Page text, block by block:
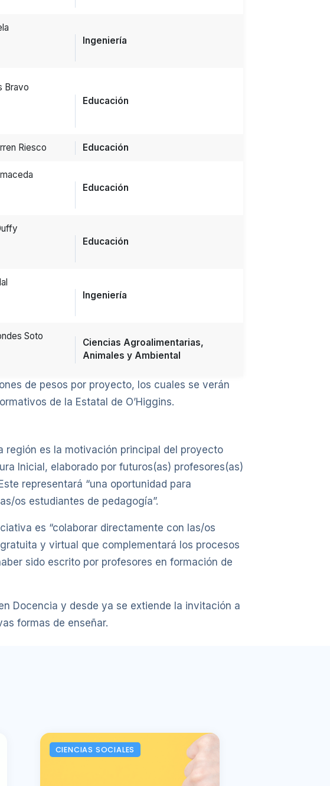
Ingeniería
Bravo
Educación
Riesco Educación
Educación
Educación
Ingeniería
Soto
Ciencias Agroalimentarias,
Animales y Ambiental
de pesos por proyecto, los cuales se verán
de la Estatal de O’Higgins.
región es la motivación principal del proyecto
Inicial, elaborado por futuros(as) profesores(as)
representará “una oportunidad para
os estudiantes de pedagogía”.
es “colaborar directamente con las/os
y virtual que complementará los procesos
sido escrito por profesores en formación de
Docencia y desde ya se extiende la invitación a
formas de enseñar.
CIENCIAS SOCIALES